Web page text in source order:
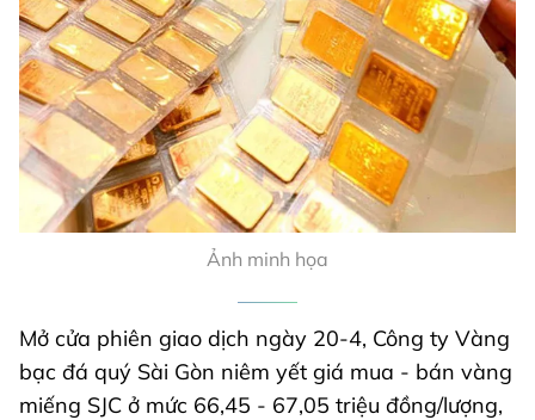
Ảnh minh họa
Mở cửa phiên giao dịch ngày 20-4, Công ty Vàng
bạc đá quý Sài Gòn niêm yết giá mua - bán vàng
miếng SJC ở mức 66,45 - 67,05 triệu đồng/lượng,